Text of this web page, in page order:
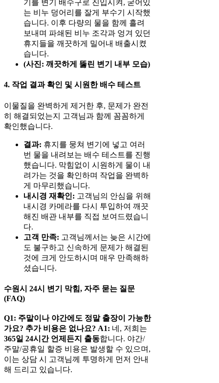
기를 변기 배수구로 진입시켜, 굳어있
는 비누 덩어리를 잘게 부수기 시작했
습니다. 이후 다량의 물을 함께 흘려
보내며 파쇄된 비누 조각과 엉겨 있던
휴지들을 깨끗하게 밀어내 배출시켰
습니다.
(사진: 깨끗하게 뚫린 변기 내부 모습)
4. 작업 결과 확인 및 시원한 배수 테스트
이물질을 완벽하게 제거한 후, 문제가 완전
히 해결되었는지 고객님과 함께 꼼꼼하게
확인했습니다.
결과: 휴지를 뭉쳐 변기에 넣고 여러
번 물을 내려보는 배수 테스트를 진행
했습니다. 막힘없이 시원하게 물이 내
려가는 것을 확인하며 작업을 완벽하
게 마무리했습니다.
내시경 재확인: 고객님의 안심을 위해
내시경 카메라를 다시 투입하여 깨끗
해진 배관 내부를 직접 보여드렸습니
다.
고객 만족: 고객님께서는 늦은 시간에
도 불구하고 신속하게 문제가 해결된
것에 크게 안도하시며 매우 만족해하
셨습니다.
수원시 24시 변기 막힘, 자주 묻는 질문
(FAQ)
Q1: 주말이나 야간에도 정말 출장이 가능한
가요? 추가 비용은 없나요? A1: 네, 저희는
365일 24시간 언제든지 출동합니다. 야간/
주말/공휴일 할증 비용은 발생할 수 있으며,
이는 상담 시 고객님께 투명하게 먼저 안내
해 드리고 있습니다.